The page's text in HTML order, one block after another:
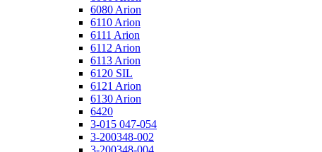
6080 Arion
6110 Arion
6111 Arion
6112 Arion
6113 Arion
6120 SIL
6121 Arion
6130 Arion
6420
3-015 047-054
3-200348-002